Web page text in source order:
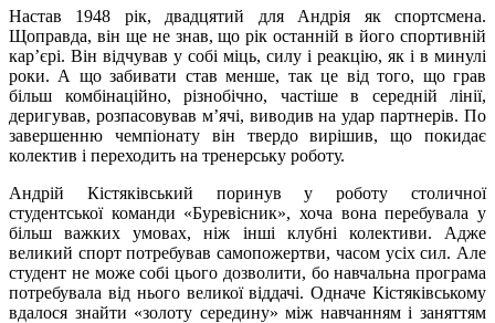
Настав 1948 рік, двадцятий для Андрія як спортсмена.
Щоправда, він ще не знав, що рік останній в його спортивній
кар’єрі. Він відчував у собі міць, силу і реакцію, як і в минулі
роки. А що забивати став менше, так це від того, що грав
більш комбінаційно, різнобічно, частіше в середній лінії,
деригував, розпасовував м’ячі, виводив на удар партнерів. По
завершенню чемпіонату він твердо вирішив, що покидає
колектив і переходить на тренерську роботу.
Андрій Кістяківський поринув у роботу столичної
студентської команди «Буревісник», хоча вона перебувала у
більш важких умовах, ніж інші клубні колективи. Адже
великий спорт потребував самопожертви, часом усіх сил. Але
студент не може собі цього дозволити, бо навчальна програма
потребувала від нього великої віддачі. Одначе Кістяківському
вдалося знайти «золоту середину» між навчанням і заняттям